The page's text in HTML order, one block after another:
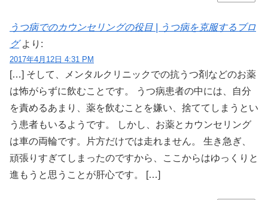
うつ病でのカウンセリングの役目 | うつ病を克服するブロ
グ より:
2017年4月12日 4:31 PM
[…] そして、メンタルクリニックでの抗うつ剤などのお薬
は怖がらずに飲むことです。 うつ病患者の中には、自分
を責めるあまり、薬を飲むことを嫌い、捨ててしまうとい
う患者もいるようです。 しかし、お薬とカウンセリング
は車の両輪です。片方だけでは走れません。 生き急ぎ、
頑張りすぎてしまったのですから、ここからはゆっくりと
進もうと思うことが肝心です。 […]